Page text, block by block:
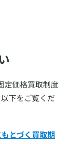
定価格買取制度
下をご覧くだ
とづく買取期